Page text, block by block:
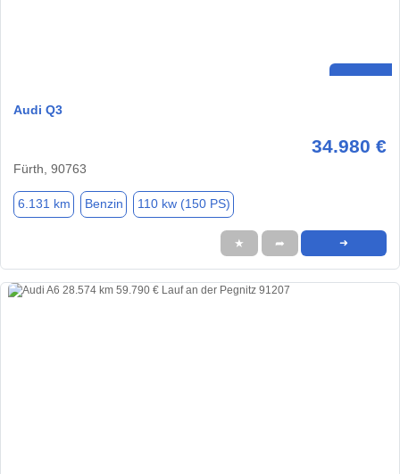
Audi Q3
34.980 €
Fürth, 90763
6.131 km Benzin 110 kw (150 PS)
★ ➦ ➜